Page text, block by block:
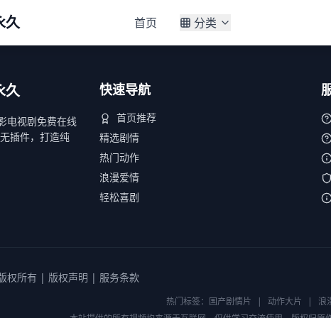
久 首页 分类
久
电视剧免费在线
插件，打造纯
快速导航
首页推荐
精选剧情
热门动作
浪漫爱情
轻松喜剧
权所有 | 版权声明 | 服务条款
热门标签： 国产剧情片 | 动作大片 | 浪